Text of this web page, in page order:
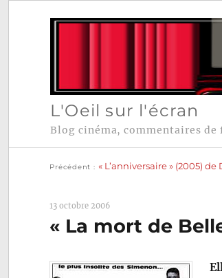
L'Oeil sur l'écran
Blog cinéma, commentaires de
Navigation
l’article
Précédent « L’anniversaire » (2005) de
13 octobre 2006
« La mort de